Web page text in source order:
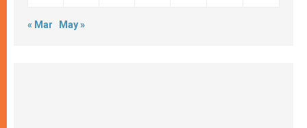
« Mar May »